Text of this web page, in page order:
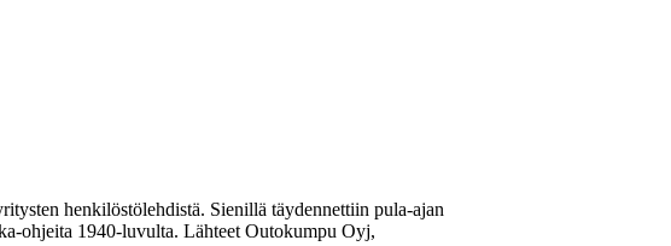
henkilöstölehdistä. Sienillä täydennettiin pula-ajan
ohjeita 1940-luvulta. Lähteet Outokumpu Oyj,